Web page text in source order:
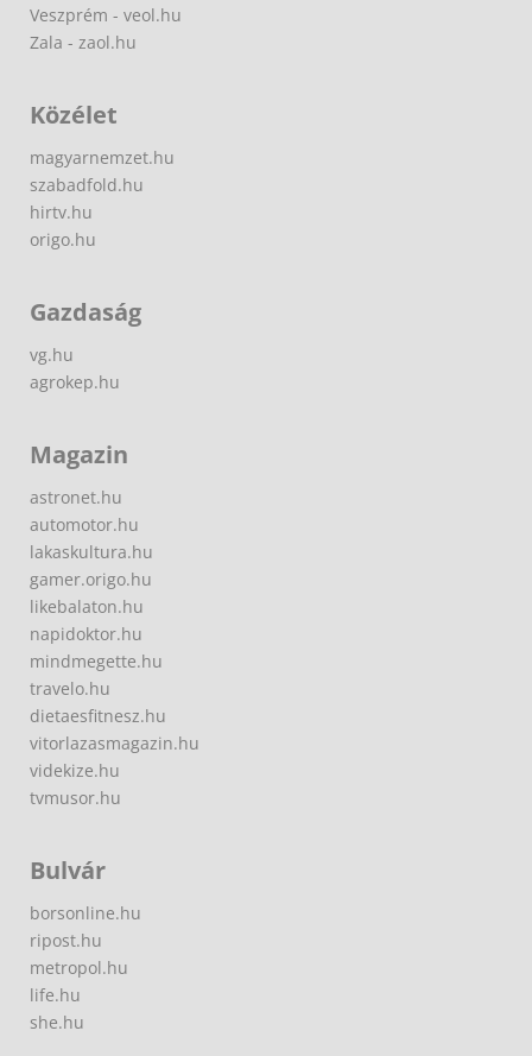
Veszprém - veol.hu
Zala - zaol.hu
Közélet
magyarnemzet.hu
szabadfold.hu
hirtv.hu
origo.hu
Gazdaság
vg.hu
agrokep.hu
Magazin
astronet.hu
automotor.hu
lakaskultura.hu
gamer.origo.hu
likebalaton.hu
napidoktor.hu
mindmegette.hu
travelo.hu
dietaesfitnesz.hu
vitorlazasmagazin.hu
videkize.hu
tvmusor.hu
Bulvár
borsonline.hu
ripost.hu
metropol.hu
life.hu
she.hu